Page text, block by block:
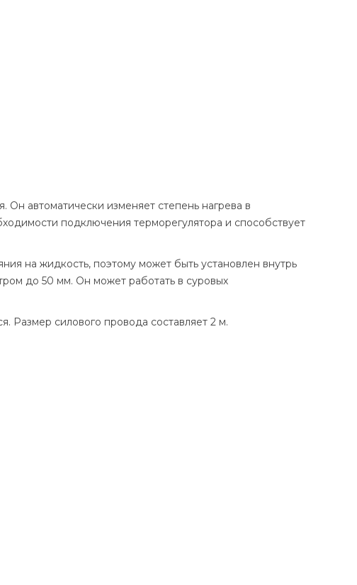
автоматически изменяет степень нагрева в
подключения терморегулятора и способствует
на жидкость, поэтому может быть установлен внутрь
до 50 мм. Он может работать в суровых
Размер силового провода составляет 2 м.